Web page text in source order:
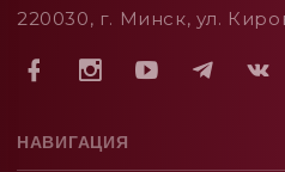
220030, г. Минск, ул.
НАВИГАЦИЯ